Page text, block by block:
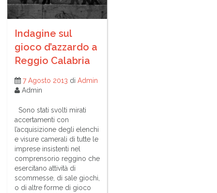
Indagine sul
gioco d’azzardo a
Reggio Calabria
7 Agosto 2013 di Admin
Admin
Sono stati svolti mirati
accertamenti con
l’acquisizione degli elenchi
e visure camerali di tutte le
imprese insistenti nel
comprensorio reggino che
esercitano attività di
scommesse, di sale giochi,
o di altre forme di gioco